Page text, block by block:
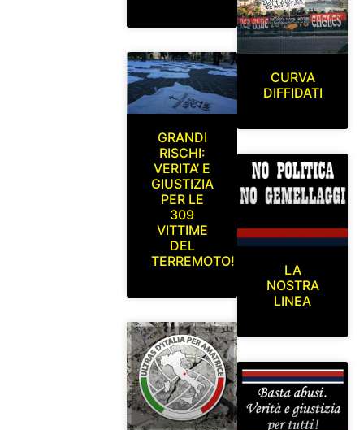
GRANDI
RISCHI:
VERITA’ E
GIUSTIZIA
PER LE
309
VITTIME
DEL
TERREMOTO!
CURVA
DIFFIDATI
LA
NOSTRA
LINEA